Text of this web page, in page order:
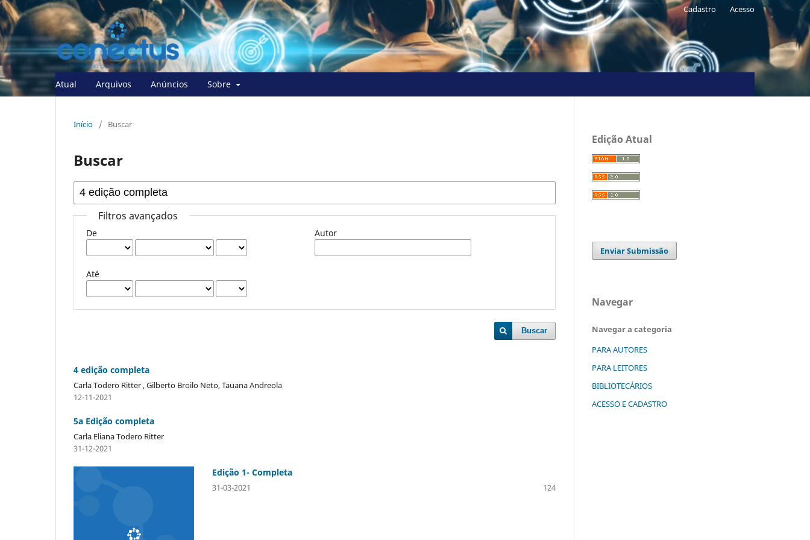
Atual Arquivos Anúncios Sobre
Cadastro Acesso
Início / Buscar
Buscar
Filtros avançados
De
Até
Autor
Buscar
4 edição completa
Carla Todero Ritter , Gilberto Broilo Neto, Tauana Andreola
12-11-2021
5a Edição completa
Carla Eliana Todero Ritter
31-12-2021
Edição 1- Completa
124
31-03-2021
Edição Atual
Enviar Submissão
Navegar
Navegar a categoria
PARA AUTORES
PARA LEITORES
BIBLIOTECÁRIOS
ACESSO E CADASTRO